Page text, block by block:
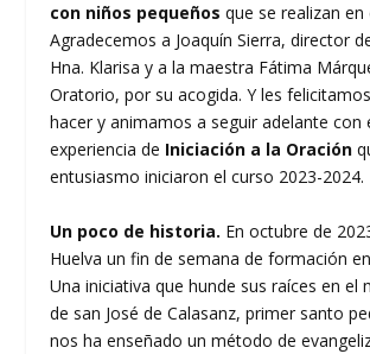
con niños pequeños que se realizan en
Agradecemos a Joaquín Sierra, director
Hna. Klarisa y a la maestra Fátima
Oratorio, por su acogida. Y les
hacer y animamos a seguir adelante con
experiencia de Iniciación a la Oración
entusiasmo iniciaron el curso 2023-2024.
Un poco de historia. En octubre de
Huelva un fin de semana de formación
Una iniciativa que hunde sus raíces en el
de san José de Calasanz, primer santo
nos ha enseñado un método de